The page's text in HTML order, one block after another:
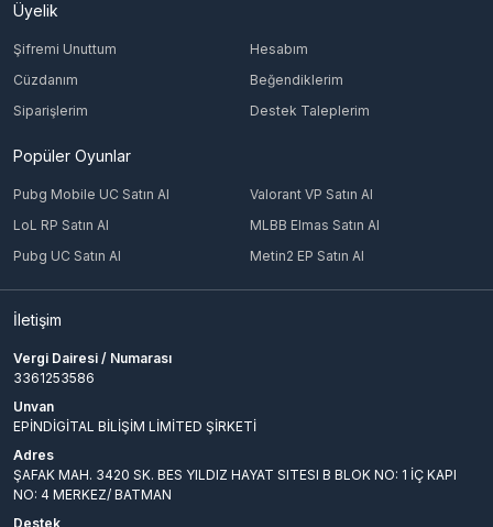
Üyelik
Şifremi Unuttum
Hesabım
Cüzdanım
Beğendiklerim
Siparişlerim
Destek Taleplerim
Popüler Oyunlar
Pubg Mobile UC Satın Al
Valorant VP Satın Al
LoL RP Satın Al
MLBB Elmas Satın Al
Pubg UC Satın Al
Metin2 EP Satın Al
İletişim
Vergi Dairesi / Numarası
3361253586
Unvan
EPİNDİGİTAL BİLİŞİM LİMİTED ŞİRKETİ
Adres
ŞAFAK MAH. 3420 SK. BES YILDIZ HAYAT SITESI B BLOK NO: 1 İÇ KAPI
NO: 4 MERKEZ/ BATMAN
Destek